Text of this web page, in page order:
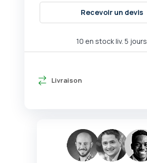
10 en stock liv. 5 jours
Livraison
Recevoir un devis